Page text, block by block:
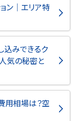
ン｜エリア特
込みできるク
人気の秘密と
用相場は？空